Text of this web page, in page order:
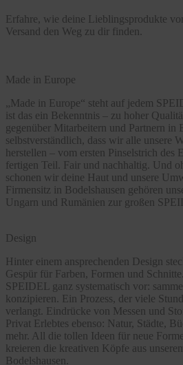
Erfahre, wie deine Lieblingsprodukte
Versand den Weg zu dir finden.
Made in Europe
„Made in Europe“ steht auf jedem
ist das ein Bekenntnis – zu hoher
gegenüber Mitarbeitern und Partnern in
selbstverständlich, dass wir alle unsere
herstellen – vom ersten Pinselstrich des
fertigen Teil. Fair und nachhaltig. Und
schonen wir deine Haut und unsere
Firmensitz in Bodelshausen gehören
Ungarn und Rumänien zur großen
Design
Hinter einem ansprechenden Design
Gespür für Farben, Formen und
SPEIDEL ganz systematisch vor:
konzipieren. Ein Prozess, der viele
verlangt. Eindrücke von Messen und
Privat Erlebtes ebenso: Natur, Städte,
mehr. All die tollen Ideen für neue
kreieren die kreativen Köpfe aus
Bodelshausen.